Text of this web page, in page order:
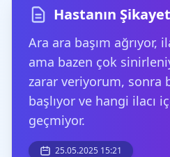
Hastanın
Ara ara başım ağrıyor,
ama bazen çok
zarar veriyorum, sonra
başlıyor ve hangi ilacı
geçmiyor.
25.05.2025 15:21